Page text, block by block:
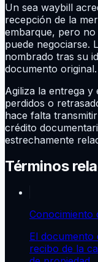
Un sea waybill
recepción de la
embarque, pero
puede negociarse.
nombrado tras su
documento original.
Agiliza la entrega y
perdidos o
hace falta
crédito
estrechamente
Términos
Conocimiento
El documento
recibo de la